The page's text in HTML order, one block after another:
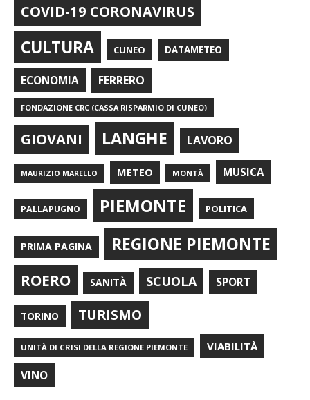
COVID-19 CORONAVIRUS
CULTURA CUNEO DATAMETEO
ECONOMIA FERRERO
FONDAZIONE CRC (CASSA RISPARMIO DI CUNEO)
GIOVANI LANGHE LAVORO
MAURIZIO MARELLO METEO MONTÀ MUSICA
PALLAPUGNO PIEMONTE POLITICA
PRIMA PAGINA REGIONE PIEMONTE
ROERO SANITÀ SCUOLA SPORT
TORINO TURISMO
UNITÀ DI CRISI DELLA REGIONE PIEMONTE VIABILITÀ
VINO